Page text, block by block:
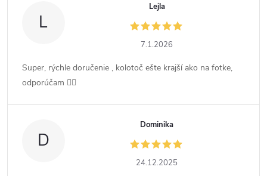
L
Lejla
7.1.2026
Super, rýchle doručenie , kolotoč ešte krajší ako na fotke,
odporúčam 👍🏻
D
Dominika
24.12.2025